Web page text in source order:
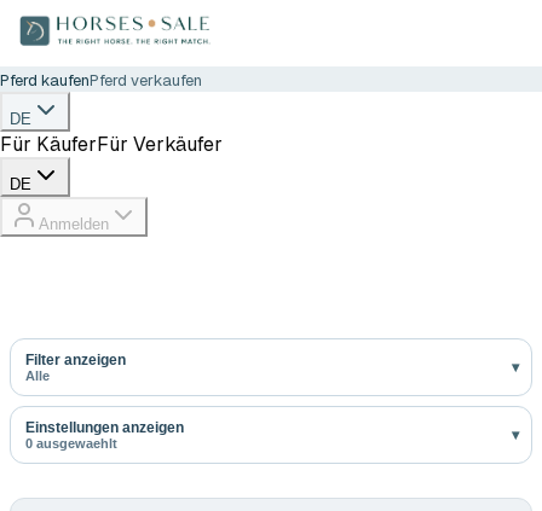
Pferd kaufenPferd verkaufen
DE
Für KäuferFür Verkäufer
DE
Anmelden
Filter anzeigen
Alle
Einstellungen anzeigen
0 ausgewaehlt